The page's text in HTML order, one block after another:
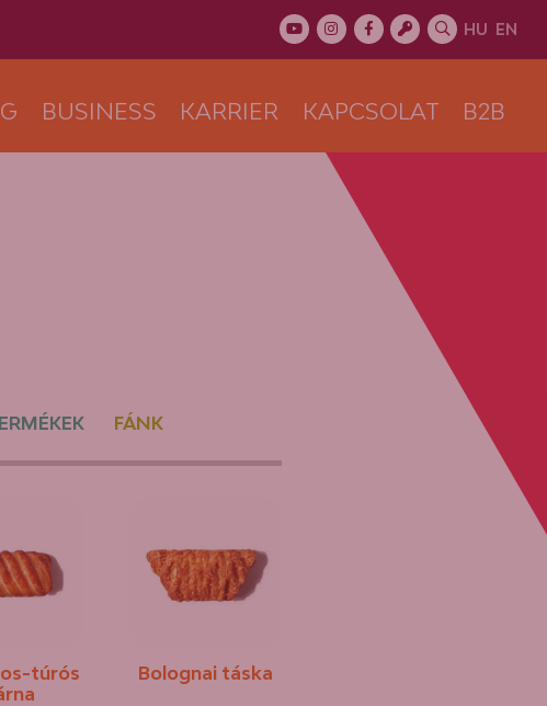
HU EN
BUSINESS KARRIER KAPCSOLAT B2B
FÁNK
túrós
Bolognai táska